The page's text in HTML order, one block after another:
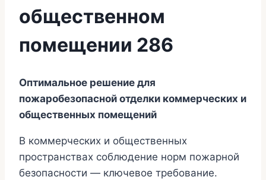
общественном
помещении 286
Оптимальное решение для
пожаробезопасной отделки коммерческих и
общественных помещений
В коммерческих и общественных
пространствах соблюдение норм пожарной
безопасности — ключевое требование.